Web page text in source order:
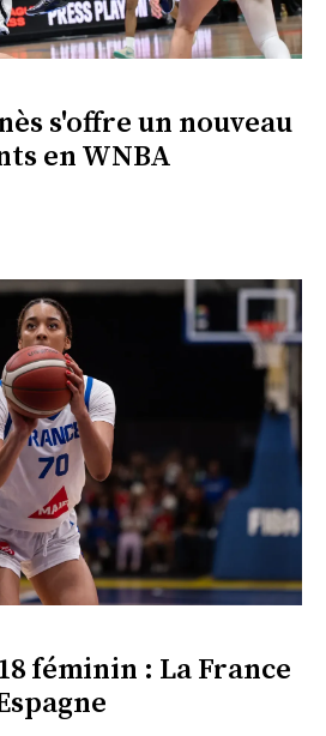
s'offre un nouveau
en WNBA
féminin : La France